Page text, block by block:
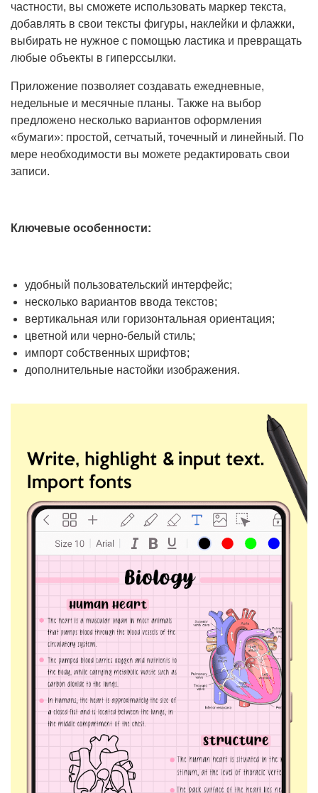
частности, вы сможете использовать маркер текста,
добавлять в свои тексты фигуры, наклейки и флажки,
выбирать не нужное с помощью ластика и превращать
любые объекты в гиперссылки.
Приложение позволяет создавать ежедневные,
недельные и месячные планы. Также на выбор
предложено несколько вариантов оформления
«бумаги»: простой, сетчатый, точечный и линейный. По
мере необходимости вы можете редактировать свои
записи.
Ключевые особенности:
удобный пользовательский интерфейс;
несколько вариантов ввода текстов;
вертикальная или горизонтальная ориентация;
цветной или черно-белый стиль;
импорт собственных шрифтов;
дополнительные настойки изображения.